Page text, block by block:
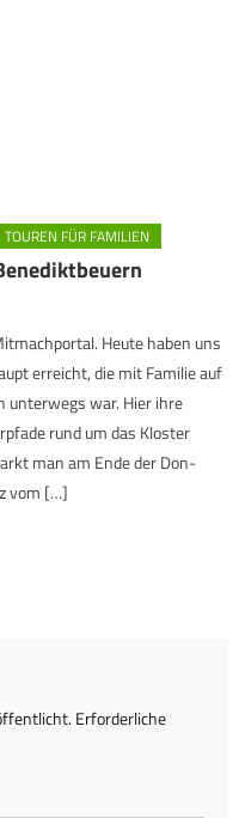
TOUREN FÜR FAMILIEN
Heute haben uns
erreicht, die mit Familie auf
unterwegs war. Hier ihre
rund um das Kloster
man am Ende der Don-
vom […]
Erforderliche